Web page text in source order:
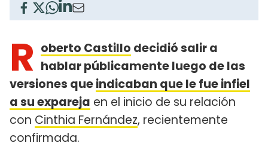
R oberto Castillo decidió salir a
hablar públicamente luego de las
versiones queindicaban que le fue infiel
a su expareja en el inicio de su relación
con Cinthia Fernández, recientemente
confirmada.